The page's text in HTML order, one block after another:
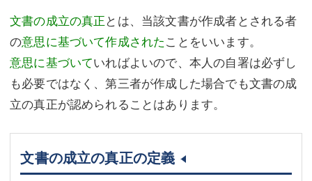
文書の成立の真正とは、当該文書が作成者とされる者
の意思に基づいて作成されたことをいいます。
意思に基づいていればよいので、本人の自署は必ずし
も必要ではなく、第三者が作成した場合でも文書の成
立の真正が認められることはあります。
文書の成立の真正の定義